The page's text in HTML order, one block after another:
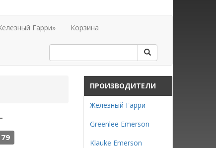
Гарри» Корзина
ПРОИЗВОДИТЕЛИ
Железный Гарри
Greenlee Emerson
Klauke Emerson